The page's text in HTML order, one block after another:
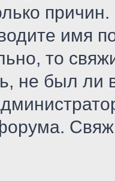
имя
то
не был ли